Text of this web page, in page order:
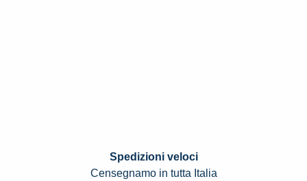
Spedizioni veloci
Censegnamo in tutta Italia